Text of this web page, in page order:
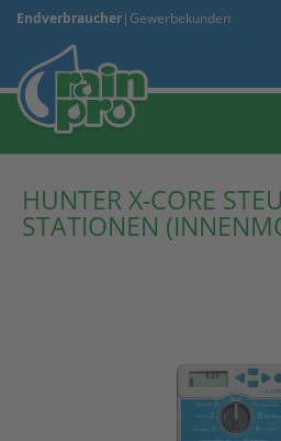
Endverbraucher| Gewerbekunden
HUNTER X-CORE
STATIONEN